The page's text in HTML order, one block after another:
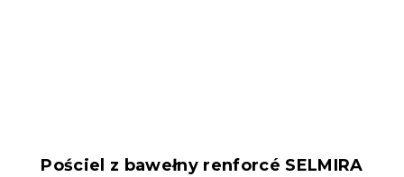
Pościel z bawełny renforcé SELMIRA